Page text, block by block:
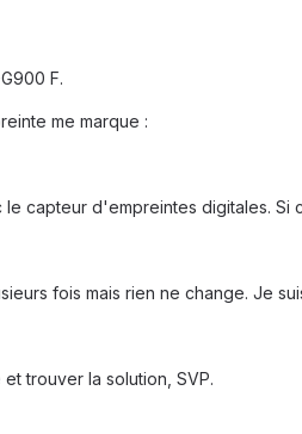
F.
me marque :
capteur d'empreintes digitales.
fois mais rien ne change. Je
trouver la solution, SVP.